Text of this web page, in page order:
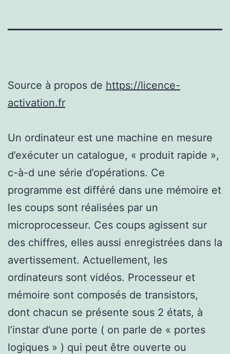
Source à propos de https://licence-
activation.fr
Un ordinateur est une machine en mesure
d’exécuter un catalogue, « produit rapide »,
c-à-d une série d’opérations. Ce
programme est différé dans une mémoire et
les coups sont réalisées par un
microprocesseur. Ces coups agissent sur
des chiffres, elles aussi enregistrées dans la
avertissement. Actuellement, les
ordinateurs sont vidéos. Processeur et
mémoire sont composés de transistors,
dont chacun se présente sous 2 états, à
l’instar d’une porte ( on parle de « portes
logiques » ) qui peut être ouverte ou